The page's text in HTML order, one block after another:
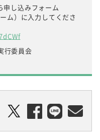
申し込みフォーム
ム）に入力してくださ
行委員会